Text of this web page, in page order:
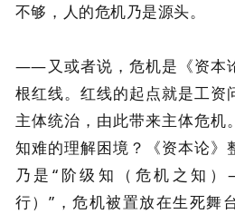
不够，人的危机乃是源头。
——又或者说，危机是《资本
根红线。红线的起点就是工资
主体统治，由此带来主体危机
知难的理解困境？《资本论》
乃是“阶级知（危机之知
行）”，危机被置放在生死舞